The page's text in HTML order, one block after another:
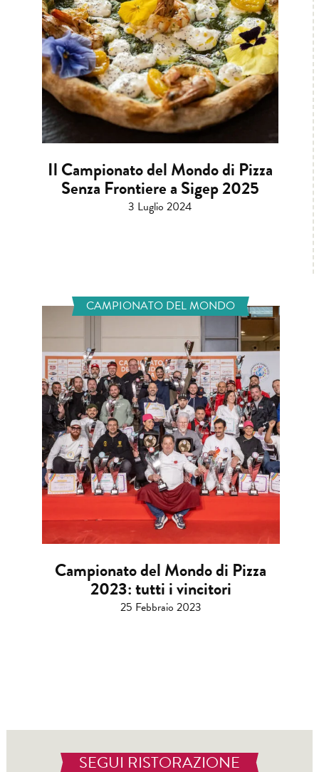
Il Campionato del Mondo di Pizza
Senza Frontiere a Sigep 2025
3 Luglio 2024
CAMPIONATO DEL MONDO
Campionato del Mondo di Pizza
2023: tutti i vincitori
25 Febbraio 2023
SEGUI RISTORAZIONE